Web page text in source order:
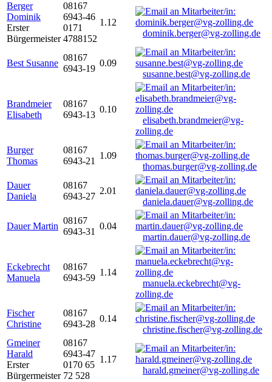
Berger
Dominik
Erster
Bürgermeister
08167
6943-46
0171
4788152
1.12
dominik.berger@vg-zolling.de
Best Susanne
08167
6943-19
0.09
susanne.best@vg-zolling.de
Brandmeier
Elisabeth
08167
6943-13
0.10
elisabeth.brandmeier@vg-
zolling.de
Burger
Thomas
08167
6943-21
1.09
thomas.burger@vg-zolling.de
Dauer
Daniela
08167
6943-27
2.01
daniela.dauer@vg-zolling.de
Dauer Martin
08167
6943-31
0.04
martin.dauer@vg-zolling.de
Eckebrecht
Manuela
08167
6943-59
1.14
manuela.eckebrecht@vg-
zolling.de
Fischer
Christine
08167
6943-28
0.14
christine.fischer@vg-zolling.de
Gmeiner
Harald
Erster
Bürgermeister
08167
6943-47
0170 65
72 528
1.17
harald.gmeiner@vg-zolling.de